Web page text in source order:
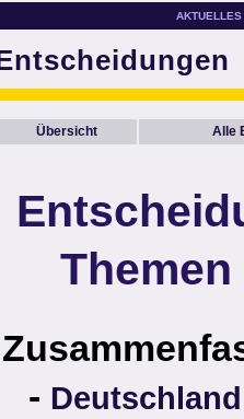
AKTUELLES
Übersicht Alle
- Deutschland